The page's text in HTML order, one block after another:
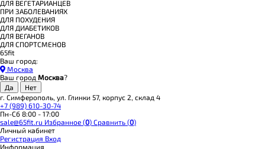
ДЛЯ ВЕГЕТАРИАНЦЕВ
ПРИ ЗАБОЛЕВАНИЯХ
ДЛЯ ПОХУДЕНИЯ
ДЛЯ ДИАБЕТИКОВ
ДЛЯ ВЕГАНОВ
ДЛЯ СПОРТСМЕНОВ
65fit
Ваш город:
Москва
Ваш город Москва?
г. Симферополь, ул. Глинки 57, корпус 2, склад 4
+7 (989) 610-30-74
Пн-Сб 8:00 - 17:00
sale@65fit.ru Избранное (0) Сравнить (0)
Личный кабинет
Регистрация Вход
Информация